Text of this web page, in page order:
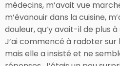
médecins, m’avait vue
m’évanouir dans la cuisine,
douleur, qu’y avait-il de plus à
J’ai commencé à radoter sur
mais elle a insisté et ne